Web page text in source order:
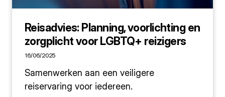
Reisadvies: Planning, voorlichting en
zorgplicht voor LGBTQ+ reizigers
16/06/2025
Samenwerken aan een veiligere
reiservaring voor iedereen.